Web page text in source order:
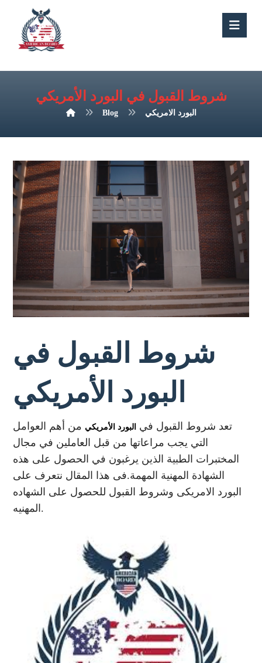
شروط القبول في البورد الأمريكي
Blog البورد الامريكي
شروط القبول في
البورد الأمريكي
تعد شروط القبول في البورد الأمريكي من أهم العوامل
التي يجب مراعاتها من قبل العاملين في مجال
المختبرات الطبية الذين يرغبون في الحصول على هذه
الشهادة المهنية المهمة.فى هذا المقال نتعرف على
البورد الامريكى وشروط القبول للحصول على الشهاده
المهنيه.